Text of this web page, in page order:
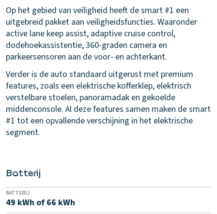
Op het gebied van veiligheid heeft de smart #1 een
uitgebreid pakket aan veiligheidsfuncties. Waaronder
active lane keep assist, adaptive cruise control,
dodehoekassistentie, 360-graden camera en
parkeersensoren aan de voor- en achterkant.
Verder is de auto standaard uitgerust met premium
features, zoals een elektrische kofferklep, elektrisch
verstelbare stoelen, panoramadak en gekoelde
middenconsole. Al deze features samen maken de smart
#1 tot een opvallende verschijning in het elektrische
segment.
Batterij
BATTERIJ
49 kWh of 66 kWh